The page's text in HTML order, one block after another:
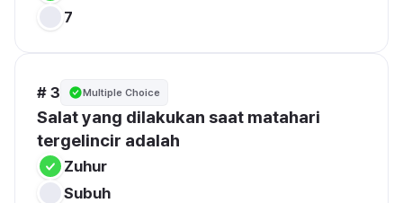
7
# 3 Multiple Choice
Salat yang dilakukan saat matahari
tergelincir adalah
Zuhur
Subuh